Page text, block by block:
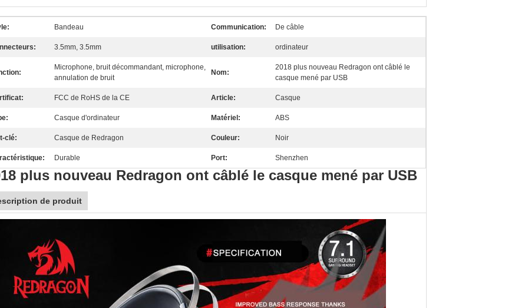
Bandeau Communication: De câble
3.5mm, 3.5mm utilisation: ordinateur
Microphone, bruit décommandant, microphone,
annulation de bruit
Nom:
2018 plus nouveau Redragon ont câblé le
casque mené par USB
FCC de RoHS de la CE Article: Casque
Casque d'ordinateur Matériel: ABS
clé: Casque de Redragon Couleur: Noir
Durable Port: Shenzhen
plus nouveau Redragon ont câblé le casque mené par USB
de produit